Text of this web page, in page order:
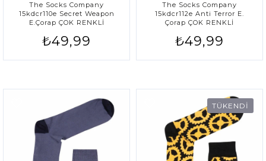
The Socks Company
15kdcr110e Secret Weapon
E.çorap ÇOK RENKLİ
₺49,99
The Socks Company
15kdcr112e Anti Terror E.
Çorap ÇOK RENKLİ
₺49,99
TÜKENDİ